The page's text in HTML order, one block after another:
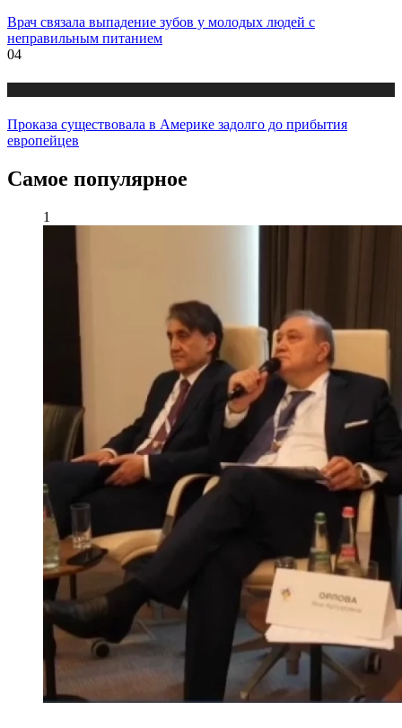
Врач связала выпадение зубов у молодых людей с
неправильным питанием
04
Проказа существовала в Америке задолго до прибытия
европейцев
Самое популярное
1